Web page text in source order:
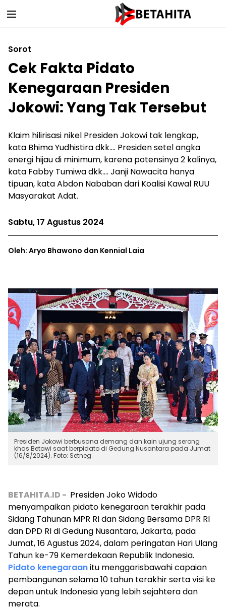
Sorot
Cek Fakta Pidato
Kenegaraan Presiden
Jokowi: Yang Tak Tersebut
Klaim hilirisasi nikel Presiden Jokowi tak lengkap,
kata Bhima Yudhistira dkk.... Presiden setel angka
energi hijau di minimum, karena potensinya 2 kalinya,
kata Fabby Tumiwa dkk.... Janji Nawacita hanya
tipuan, kata Abdon Nababan dari Koalisi Kawal RUU
Masyarakat Adat.
Sabtu, 17 Agustus 2024
Oleh: Aryo Bhawono dan Kennial Laia
Presiden Jokowi berbusana demang dan kain ujung serong
khas Betawi saat berpidato di Gedung Nusantara pada Jumat
(16/8/2024). Foto: Setneg
BETAHITA.ID - Presiden Joko Widodo
menyampaikan pidato kenegaraan terakhir pada
Sidang Tahunan MPR RI dan Sidang Bersama DPR RI
dan DPD RI di Gedung Nusantara, Jakarta, pada
Jumat, 16 Agustus 2024, dalam peringatan Hari Ulang
Tahun ke-79 Kemerdekaan Republik Indonesia.
Pidato kenegaraanitu menggarisbawahi capaian
pembangunan selama 10 tahun terakhir serta visi ke
depan untuk Indonesia yang lebih sejahtera dan
merata.